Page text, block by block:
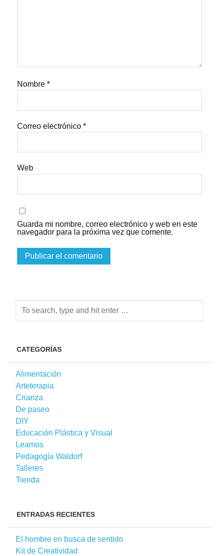
Nombre*
Correo electrónico*
Web
Guarda mi nombre, correo electrónico y web en este
navegador para la próxima vez que comente.
CATEGORÍAS
Alimentación
Arteterapia
Crianza
De paseo
DIY
Educación Plástica y Visual
Leamos
Pedagogía Waldorf
Talleres
Tienda
ENTRADAS RECIENTES
El hombre en busca de sentido
Kit de Creatividad